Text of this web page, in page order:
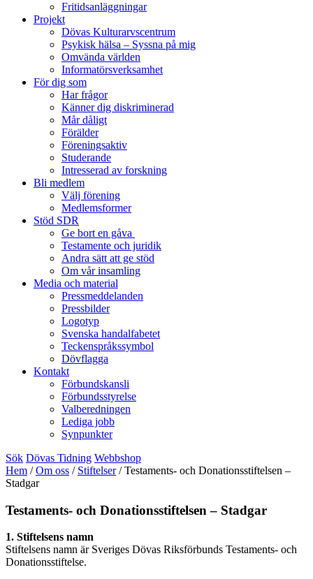
Fritidsanläggningar
Projekt
Dövas Kulturarvscentrum
Psykisk hälsa – Syssna på mig
Omvända världen
Informatörsverksamhet
För dig som
Har frågor
Känner dig diskriminerad
Mår dåligt
Förälder
Föreningsaktiv
Studerande
Intresserad av forskning
Bli medlem
Välj förening
Medlemsformer
Stöd SDR
Ge bort en gåva
Testamente och juridik
Andra sätt att ge stöd
Om vår insamling
Media och material
Pressmeddelanden
Pressbilder
Logotyp
Svenska handalfabetet
Teckenspråkssymbol
Dövflagga
Kontakt
Förbundskansli
Förbundsstyrelse
Valberedningen
Lediga jobb
Synpunkter
Sök Dövas Tidning Webbshop
Hem /Om oss / Stiftelser/Testaments- och Donationsstiftelsen –
Stadgar
Testaments- och Donationsstiftelsen – Stadgar
1. Stiftelsens namn
Stiftelsens namn är Sveriges Dövas Riksförbunds Testaments‑ och
Donationsstiftelse.